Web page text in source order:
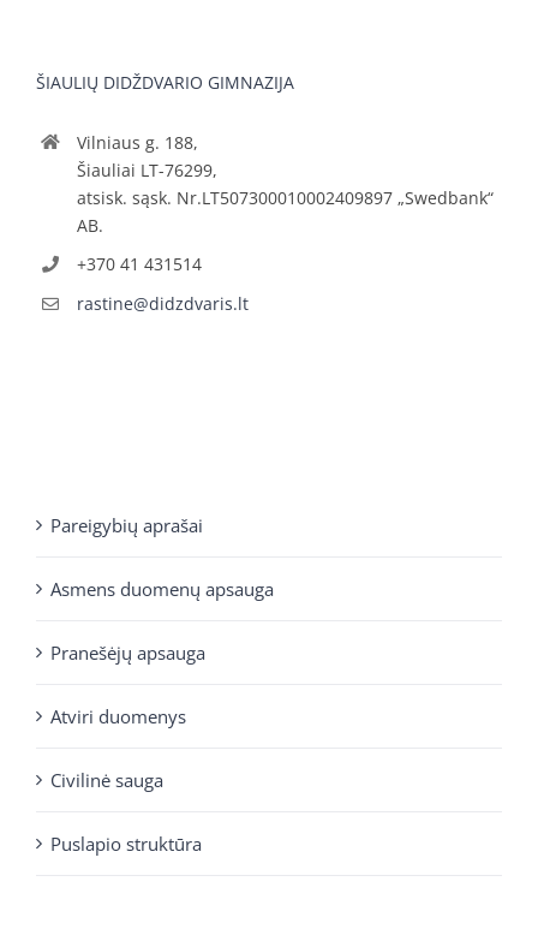
ŠIAULIŲ DIDŽDVARIO GIMNAZIJA
Vilniaus g. 188,
Šiauliai LT-76299,
atsisk. sąsk. Nr.LT507300010002409897 „Swedbank“
AB.
+370 41 431514
rastine@didzdvaris.lt
Pareigybių aprašai
Asmens duomenų apsauga
Pranešėjų apsauga
Atviri duomenys
Civilinė sauga
Puslapio struktūra